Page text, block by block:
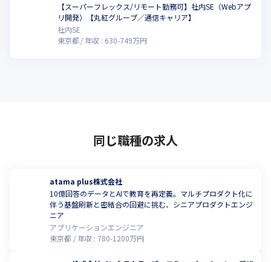
【スーパーフレックス/リモート勤務可】社内SE（Webアプ
リ開発）【丸紅グループ／通信キャリア】
社内SE
東京都
年収 : 630-749万円
同じ職種の求人
atama plus株式会社
10億回答のデータとAIで教育を再定義。マルチプロダクト化に
伴う基盤刷新と密結合の回避に挑む、シニアプロダクトエンジ
ニア
アプリケーションエンジニア
東京都
年収 : 780-1200万円